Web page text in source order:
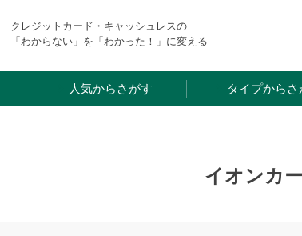
クレジットカード・キャッシュレスの
「わからない」を「わかった！」に変える
人気からさがす タイプからさ
イオンカ